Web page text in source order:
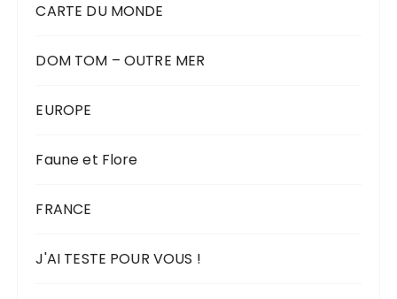
CARTE DU MONDE
DOM TOM – OUTRE MER
EUROPE
Faune et Flore
FRANCE
J'AI TESTE POUR VOUS !